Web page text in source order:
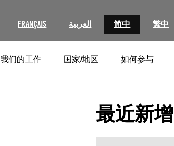
FRANÇAIS العربية 简中 繁中
我们的工作 国家/地区 如何参与
最近新增